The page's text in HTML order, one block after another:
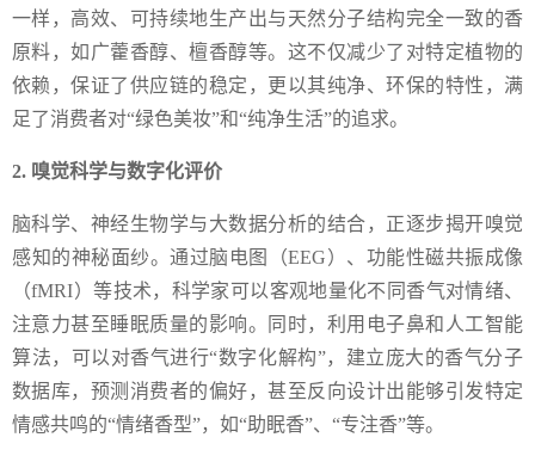
一样，高效、可持续地生产出与天然分子结构完全一致的香
原料，如广藿香醇、檀香醇等。这不仅减少了对特定植物的
依赖，保证了供应链的稳定，更以其纯净、环保的特性，满
足了消费者对“绿色美妆”和“纯净生活”的追求。
2. 嗅觉科学与数字化评价
脑科学、神经生物学与大数据分析的结合，正逐步揭开嗅觉
感知的神秘面纱。通过脑电图（EEG）、功能性磁共振成像
（fMRI）等技术，科学家可以客观地量化不同香气对情绪、
注意力甚至睡眠质量的影响。同时，利用电子鼻和人工智能
算法，可以对香气进行“数字化解构”，建立庞大的香气分子
数据库，预测消费者的偏好，甚至反向设计出能够引发特定
情感共鸣的“情绪香型”，如“助眠香”、“专注香”等。